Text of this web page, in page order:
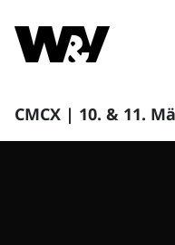
CMCX | 10. & 11.